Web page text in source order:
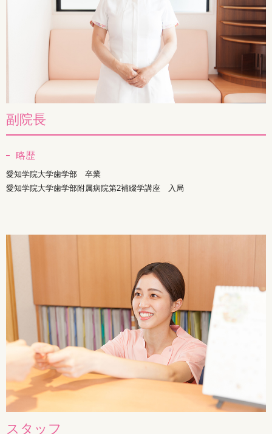
副院長
略歴
愛知学院大学歯学部 卒業
愛知学院大学歯学部附属病院第2補綴学講座 入局
スタッフ